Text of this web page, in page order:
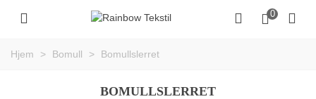
0
Hjem > Bomull > Bomullslerret
BOMULLSLERRET